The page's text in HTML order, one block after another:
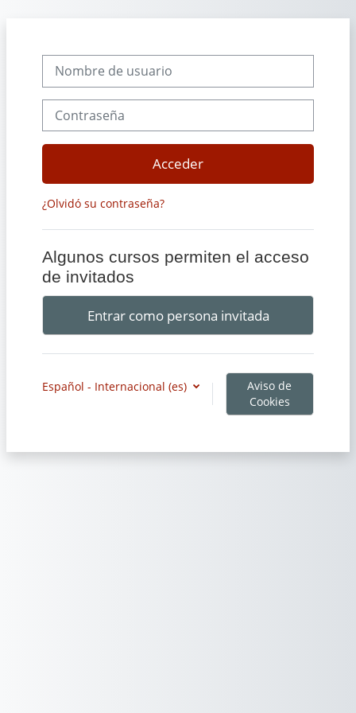
Nombre de usuario
Acceder
¿Olvidó su contraseña?
Algunos cursos permiten el acceso
de invitados
Entrar como persona invitada
Español - Internacional ‎(es)‎
Aviso de
Cookies